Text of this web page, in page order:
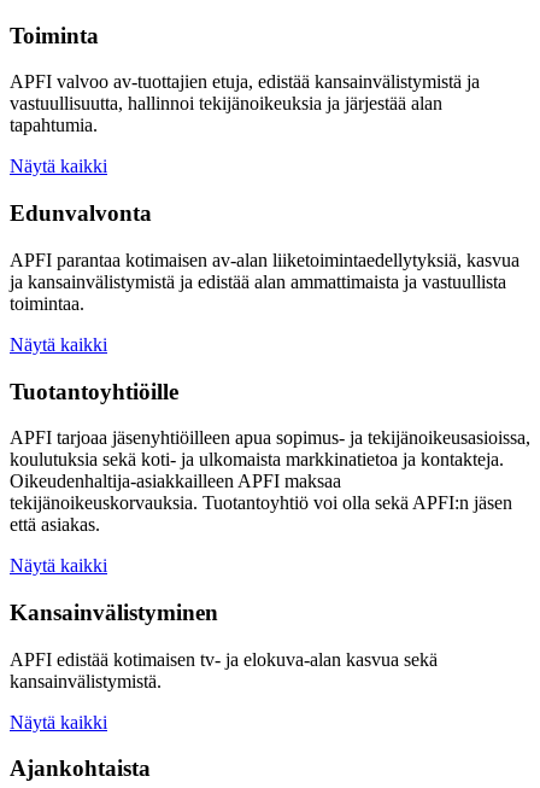
Toiminta
APFI valvoo av-tuottajien etuja, edistää kansainvälistymistä ja
vastuullisuutta, hallinnoi tekijänoikeuksia ja järjestää alan
tapahtumia.
Näytä kaikki
Edunvalvonta
APFI parantaa kotimaisen av-alan liiketoimintaedellytyksiä, kasvua
ja kansainvälistymistä ja edistää alan ammattimaista ja vastuullista
toimintaa.
Näytä kaikki
Tuotantoyhtiöille
APFI tarjoaa jäsenyhtiöilleen apua sopimus- ja tekijänoikeusasioissa,
koulutuksia sekä koti- ja ulkomaista markkinatietoa ja kontakteja.
Oikeudenhaltija-asiakkailleen APFI maksaa
tekijänoikeuskorvauksia. Tuotantoyhtiö voi olla sekä APFI:n jäsen
että asiakas.
Näytä kaikki
Kansainvälistyminen
APFI edistää kotimaisen tv- ja elokuva-alan kasvua sekä
kansainvälistymistä.
Näytä kaikki
Ajankohtaista